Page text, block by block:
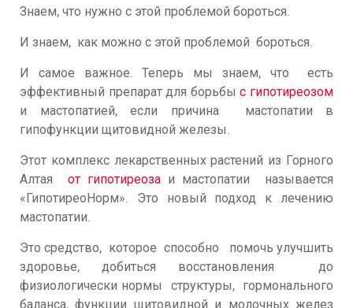
Знаем, что нужно с этой проблемой бороться.
И знаем, как можно с этой проблемой бороться.
И самое важное. Теперь мы знаем, что есть
эффективный препарат для борьбы с гипотиреозом
и мастопатией, если причина мастопатии в
гипофункции щитовидной железы.
Этот комплекс лекарственных растений из Горного
Алтая
от гипотиреозаи мастопатии называется
«ГипотиреоНорм». Это новый подход к лечению
мастопатии.
Это средство, которое способно помочь улучшить
здоровье, добиться восстановления до
физиологически нормы структуры, гормонального
баланса, функции щитовидной и молочных желез